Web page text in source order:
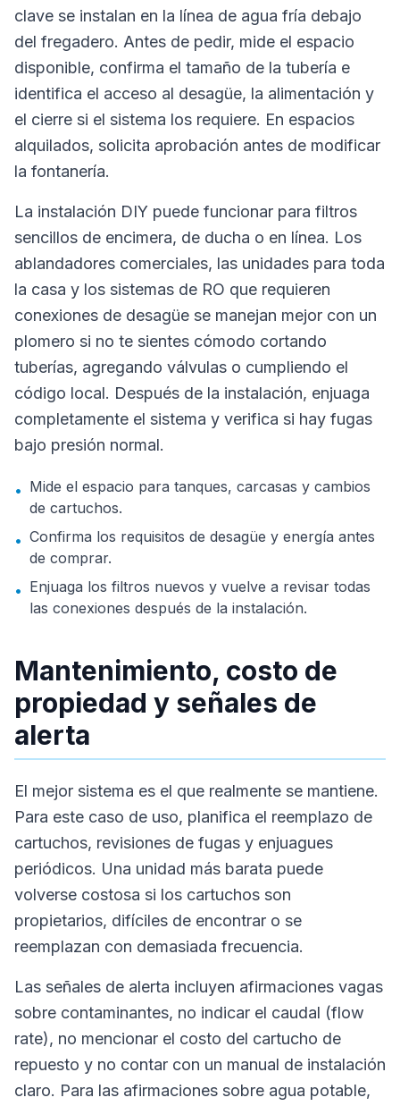
clave se instalan en la línea de agua fría debajo
del fregadero. Antes de pedir, mide el espacio
disponible, confirma el tamaño de la tubería e
identifica el acceso al desagüe, la alimentación y
el cierre si el sistema los requiere. En espacios
alquilados, solicita aprobación antes de modificar
la fontanería.
La instalación DIY puede funcionar para filtros
sencillos de encimera, de ducha o en línea. Los
ablandadores comerciales, las unidades para toda
la casa y los sistemas de RO que requieren
conexiones de desagüe se manejan mejor con un
plomero si no te sientes cómodo cortando
tuberías, agregando válvulas o cumpliendo el
código local. Después de la instalación, enjuaga
completamente el sistema y verifica si hay fugas
bajo presión normal.
• Mide el espacio para tanques, carcasas y cambios
de cartuchos.
• Confirma los requisitos de desagüe y energía antes
de comprar.
• Enjuaga los filtros nuevos y vuelve a revisar todas
las conexiones después de la instalación.
Mantenimiento, costo de
propiedad y señales de
alerta
El mejor sistema es el que realmente se mantiene.
Para este caso de uso, planifica el reemplazo de
cartuchos, revisiones de fugas y enjuagues
periódicos. Una unidad más barata puede
volverse costosa si los cartuchos son
propietarios, difíciles de encontrar o se
reemplazan con demasiada frecuencia.
Las señales de alerta incluyen afirmaciones vagas
sobre contaminantes, no indicar el caudal (flow
rate), no mencionar el costo del cartucho de
repuesto y no contar con un manual de instalación
claro. Para las afirmaciones sobre agua potable,